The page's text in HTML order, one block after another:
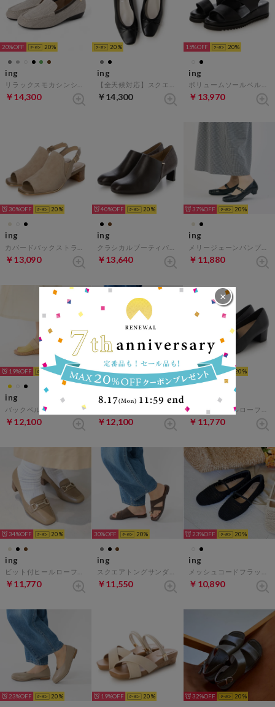
20% 20
ing
￥14,300
20
ing
￥14,300
15% 20
ing
￥13,970
30% 20
ing
￥13,090
40% 20
ing
￥13,640
37% 20
ing
￥11,880
19% 20
ing
バックベルトウエッジサンダル （イエローコンビ）
￥12,100
26%
ing
￥12,100
34% 20
￥11,770
34% 20
ing
￥11,770
30% 20
ing
￥11,550
23% 20
ing
￥10,890
23% 20 19% 20 32% 20
×